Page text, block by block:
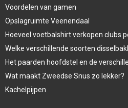
Voordelen van gamen
Opslagruimte Veenendaal
Hoeveel voetbalshirt verkopen clubs
Welke verschillende soorten
Het paarden hoofdstel en de
Wat maakt Zweedse Snus zo lekker?
Kachelpijpen